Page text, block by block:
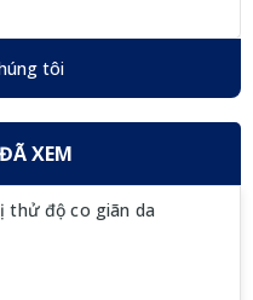
tôi
XEM
thử độ co giãn da